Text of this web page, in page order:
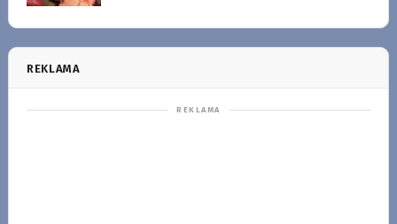
REKLAMA